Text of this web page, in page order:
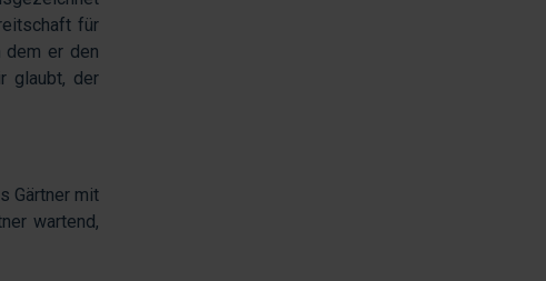
für
dem er den
glaubt, der
Gärtner mit
wartend,